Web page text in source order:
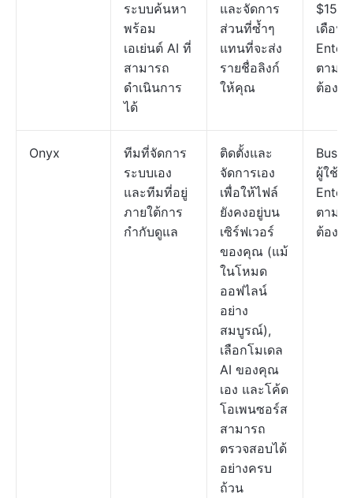
ระบบค้นหา
พร้อม
เอเย่นต์ AI ที่
สามารถ
ดำเนินการ
ได้
และจัดการ
ส่วนที่ซ้ำๆ
แทนที่จะส่ง
รายชื่อลิงก์
ให้คุณ
เดือน;
ตามค
ต้องก
Onyx
ทีมที่จัดการ
ระบบเอง
และทีมที่อยู่
ภายใต้การ
กำกับดูแล
ติดตั้งและ
จัดการเอง
เพื่อให้ไฟล์
ยังคงอยู่บน
เซิร์ฟเวอร์
ของคุณ (แม้
ในโหมด
ออฟไลน์
อย่าง
สมบูรณ์),
เลือกโมเดล
AI ของคุณ
เอง และโค้ด
โอเพนซอร์ส
สามารถ
ตรวจสอบได้
อย่างครบ
ถ้วน
ผู้ใช้/เ
ตามค
ต้องก